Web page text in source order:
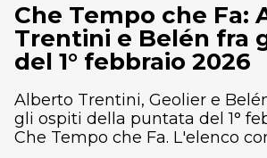
Che Tempo che Fa:
Trentini e Belén fra
del 1° febbraio 2026
Alberto Trentini, Geolier e
gli ospiti della puntata del 1°
Che Tempo che Fa. L'elenco